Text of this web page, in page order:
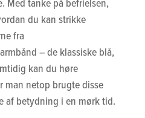
du kan strikke
fra
– de klassiske blå,
kan du høre
netop brugte disse
af betydning i en mørk tid.